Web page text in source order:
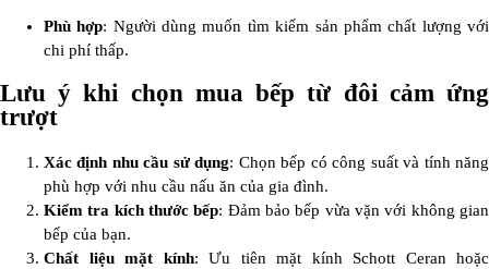
Phù hợp: Người dùng muốn tìm kiếm sản phẩm chất lượng với
chi phí thấp.
Lưu ý khi chọn mua bếp từ đôi cảm ứng
trượt
Xác định nhu cầu sử dụng: Chọn bếp có công suất và tính năng
phù hợp với nhu cầu nấu ăn của gia đình.
Kiểm tra kích thước bếp: Đảm bảo bếp vừa vặn với không gian
bếp của bạn.
Chất liệu mặt kính: Ưu tiên mặt kính Schott Ceran hoặc